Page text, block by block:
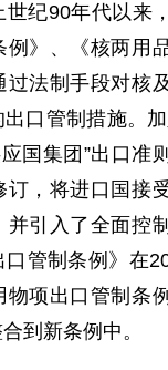
纪90年代以来
例》、《核两用
过法制手段对核
口管制措施。
国集团”出口准
订，将进口国接
并引入了全面控
管制条例》在
物项出口管制条
到新条例中。